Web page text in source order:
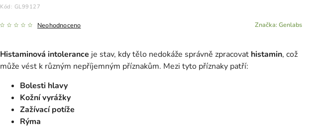
Kód: GL99127
Neohodnoceno Značka:Genlabs
Histaminová intolerance je stav, kdy tělo nedokáže správně zpracovat histamin, což
může vést k různým nepříjemným příznakům. Mezi tyto příznaky patří:
Bolesti hlavy
Kožní vyrážky
Zažívací potíže
Rýma